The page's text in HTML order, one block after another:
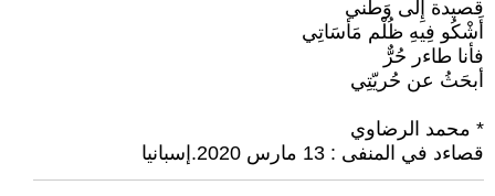
قصيدة إِلَى وَطَني
أَشْكُو فِيهِ ظُلْم مَأسَاتِي
فأنا طاءر حُرٌّ
أبحَثُ عن حُريّتِي
* محمد الرضاوي
قصاءد في المنفى : 13 مارس 2020.إسبانيا